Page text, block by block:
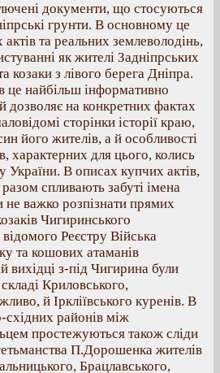
документи, що стосуються
грунти. В основному це
та реальних землеволодінь,
як жителі Задніпрських
козаки з лівого берега Дніпра.
це найбільш інформативно
дозволяє на конкретних фактах
сторінки історії краю,
його жителів, а й особливості
характерних для цього, колись
України. В описах купчих актів,
спливають забуті імена
не важко розпізнати прямих
Чигиринського
Реєстру Війська
та кошових атаманів
вихідці з-під Чигирина були
Криловського,
й Іркліївського куренів. В
східних районів між
простежуються також сліди
П.Дорошенка жителів
Брацлавського,